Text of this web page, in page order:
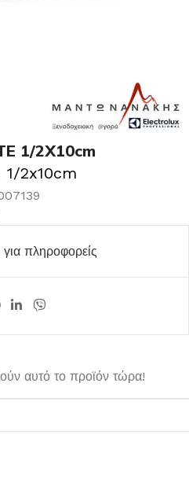
1/2X10cm
1/2x10cm
πληροφορείς
αυτό το προϊόν τώρα!